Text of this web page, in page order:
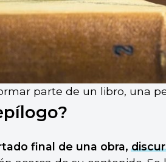
parte de un libro, una
final de una obra,